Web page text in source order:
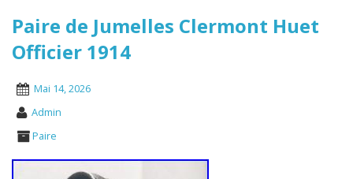
Paire de Jumelles Clermont Huet
Officier 1914
Mai 14, 2026
Admin
Paire